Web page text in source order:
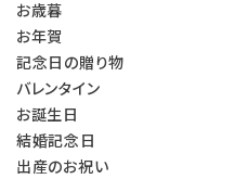
お歳暮
お年賀
記念日の贈り物
バレンタイン
お誕生日
結婚記念日
出産のお祝い